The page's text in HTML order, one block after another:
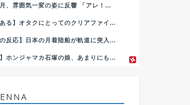
、雰囲気一変の姿に反響 「アレ！...
ある】オタクにとってのクリアファイ...
の反応】日本の月着陸船が軌道に突入...
】ホンジャマカ石塚の娘、あまりにも...